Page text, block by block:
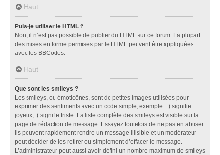
Haut
Puis-je utiliser le HTML ?
Non, il n’est pas possible de publier du HTML sur ce forum. La plupart
des mises en forme permises par le HTML peuvent être appliquées
avec les BBCodes.
Haut
Que sont les smileys ?
Les smileys, ou émoticônes, sont de petites images utilisées pour
exprimer des sentiments avec un code simple, exemple : :) signifie
joyeux, :( signifie triste. La liste complète des smileys est visible sur la
page de rédaction de message. Essayez toutefois de ne pas en abuser.
Ils peuvent rapidement rendre un message illisible et un modérateur
peut décider de les retirer ou simplement d’effacer le message.
L’administrateur peut aussi avoir défini un nombre maximum de smileys